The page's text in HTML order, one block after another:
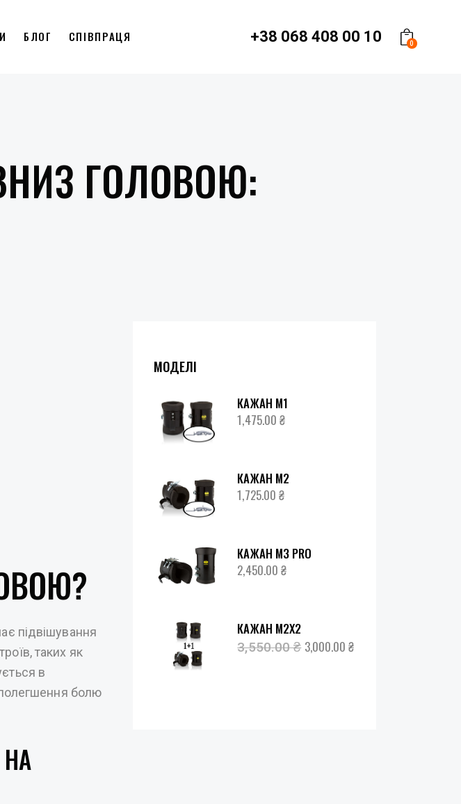
БЛОГ СПІВПРАЦЯ +38 068 408 00 10 0
ГОЛОВОЮ:
підвішування
таких як
в
полегшення болю
МОДЕЛІ
КАЖАН М1
1,475.00₴
КАЖАН М2
1,725.00₴
КАЖАН М3 PRO
2,450.00₴
КАЖАН М2Х2
3,550.00₴ 3,000.00₴